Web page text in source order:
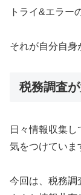
トライ&エラー
それが自分自身
税務調査
日々情報収集
気をつけていま
今回は、税務調